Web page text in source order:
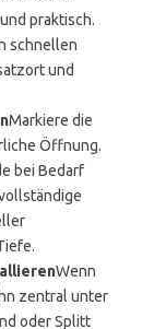
praktisch.
schnellen
und
Markiere die
Öffnung.
bei Bedarf
Wenn
zentral unter
oder Splitt